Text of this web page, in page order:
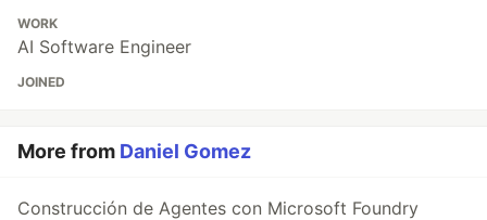
WORK
AI Software Engineer
JOINED
More from Daniel Gomez
Construcción de Agentes con Microsoft Foundry